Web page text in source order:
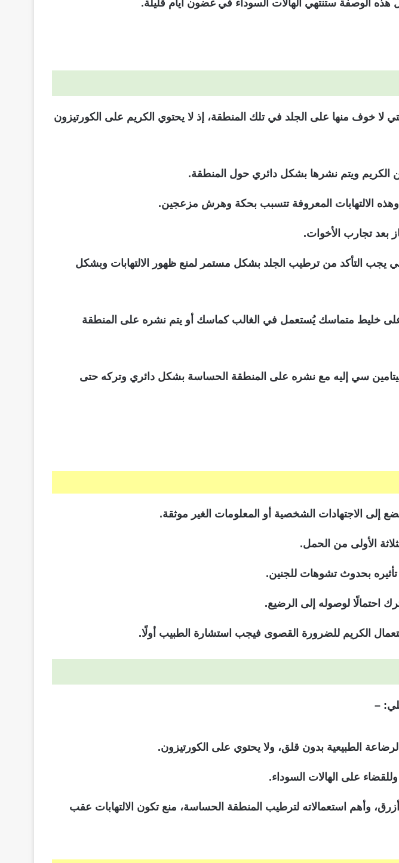
الوصفة ستنتهي الهالات السوداء في غضون أيام قليلة.
لا خوف منها على الجلد في تلك المنطقة، إذ لا يحتوي الكريم على الكورتيزون
ويتم نشرها بشكل دائري حول المنطقة.
وهذه الالتهابات المعروفة تتسبب بحكة وهرش مزعجين.
بعد تجارب الأخوات.
يجب التأكد من ترطيب الجلد بشكل مستمر لمنع ظهور الالتهابات وبشكل
على خليط متماسك يُستعمل في الغالب كماسك أو يتم نشره على المنطقة
سي إليه مع نشره على المنطقة الحساسة بشكل دائري وتركه حتى
إلى الاجتهادات الشخصية أو المعلومات الغير موثقة.
الأولى من الحمل.
احتمالًا لوصوله إلى الرضيع.
الكريم للضرورة القصوى فيجب استشارة الطبيب أولًا.
الطبيعية بدون قلق، ولا يحتوي على الكورتيزون.
على الهالات السوداء.
وأهم استعمالاته لترطيب المنطقة الحساسة، منع تكون الالتهابات عقب